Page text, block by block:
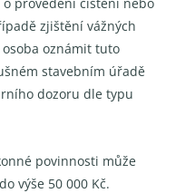
zjištění vážných
oznámit tuto
stavebním úřadě
dozoru dle typu
povinnosti může
výše 50 000 Kč.